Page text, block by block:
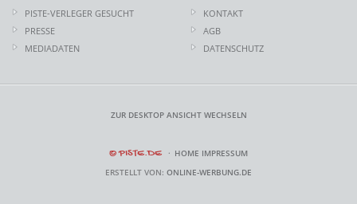
PISTE-VERLEGER GESUCHT
PRESSE
MEDIADATEN
KONTAKT
AGB
DATENSCHUTZ
ZUR DESKTOP ANSICHT WECHSELN
© PISTE.DE HOME IMPRESSUM
ERSTELLT VON: ONLINE-WERBUNG.DE